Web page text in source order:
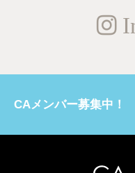
CAメンバー募集中！